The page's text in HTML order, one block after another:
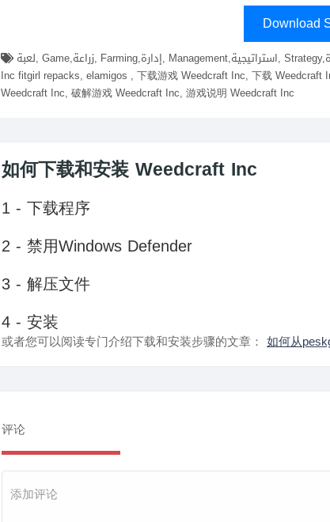
Download
Inc fitgirl repacks, elamigos , 下载游戏 Weedcraft Inc, 下载
Weedcraft Inc, 破解游戏 Weedcraft Inc, 游戏说明 Weedcraft Inc
如何下载和安装 Weedcraft Inc
1 - 下载程序
2 - 禁用Windows Defender
3 - 解压文件
4 - 安装
或者您可以阅读专门介绍下载和安装步骤的文章： 如何从
评论